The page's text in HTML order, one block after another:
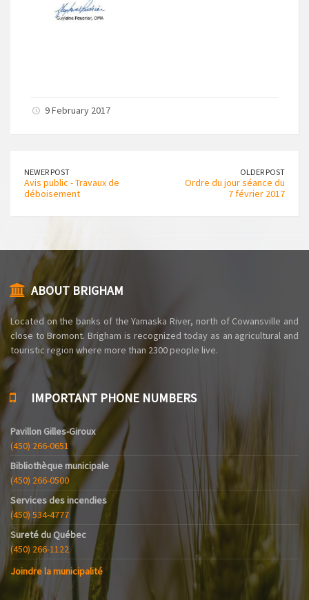
9 February 2017
NEWER POST
Avis public - Travaux de
déboisement
OLDER POST
Ordre du jour séance du
7 février 2017
ABOUT BRIGHAM
Located on the banks of the Yamaska ​​River, north of Cowansville and
close to Bromont. Brigham is recognized today as an agricultural and
touristic region where more than 2300 people live.
IMPORTANT PHONE NUMBERS
Pavillon Gilles-Giroux
(450) 266-0651
Bibliothèque municipale
(450) 266-0500
Services des incendies
(450) 534-4777
Sureté du Québec
(450) 266-1122
Joindre la municipalité